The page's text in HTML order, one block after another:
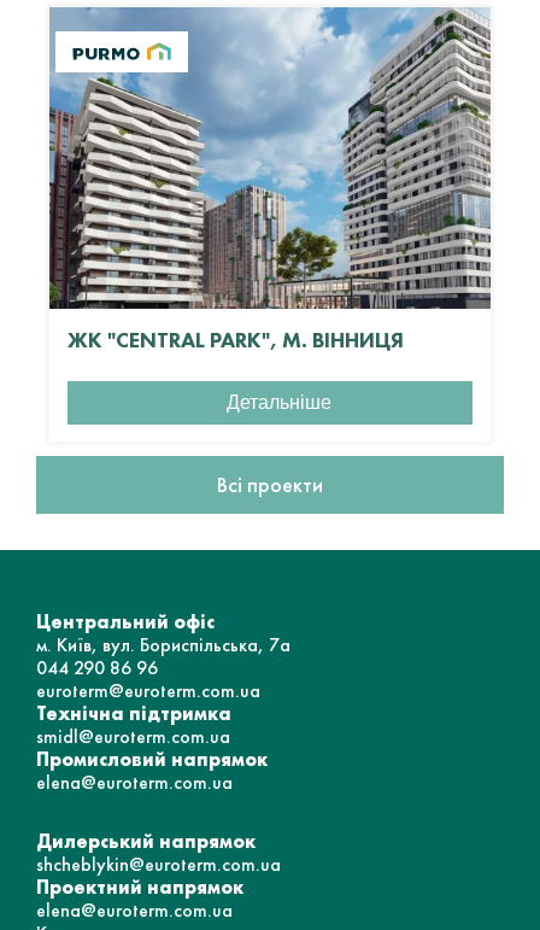
ЖК "CENTRAL PARK", М. ВІННИЦЯ
Детальніше
Всі проекти
Центральний офіс
м. Київ, вул. Бориспільська, 7а
044 290 86 96
euroterm@euroterm.com.ua
Технічна підтримка
smidl@euroterm.com.ua
Промисловий напрямок
elena@euroterm.com.ua
Дилерський напрямок
shcheblykin@euroterm.com.ua
Проектний напрямок
elena@euroterm.com.ua